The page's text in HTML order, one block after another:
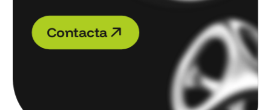
Contacta
Contacta